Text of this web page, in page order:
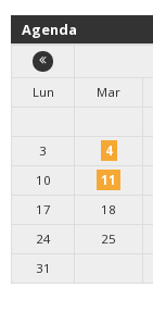
Agenda
Lun
Mar
3
4
10
11
17
18
24
25
31